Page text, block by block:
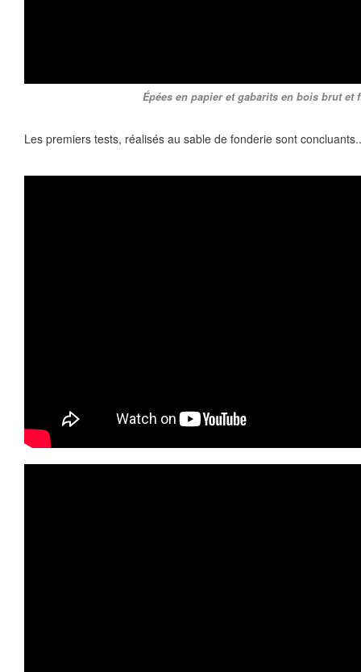
Épées en papier et gabarits en bois brut et
Les premiers tests, réalisés au sable de fonderie sont